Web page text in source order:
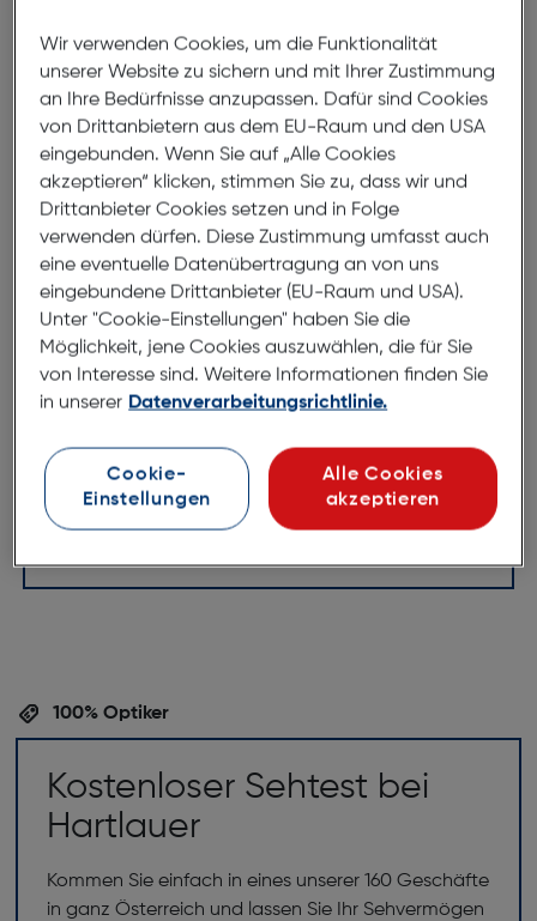
Lagernd | 6 bis 8 Werktage Lieferzeit
Nach Hause liefern
Selbstabholung in Verfügbarkeit prüfen
Produktbeschreibung
Fertiglesebrille Clip LH100 schwarz
+2.50
ArtNr.: 890635310
Eine praktische Lesehilfe die in jede Geldbörse oder
auf jedes Smartphone passt. Die Schutzhülle im
Scheckkartenformat kann entweder auf der
Rückseite eines Smartphones befestigt, oder einfach
in ein Kartenfach der Geldbörse geschoben werden.
Perfekt für unterwegs ist dieser Lesehilfen Clip stets
an Ihrer Seite.
100% Optiker
Kostenloser Sehtest bei
Hartlauer
Kommen Sie einfach in eines unserer 160 Geschäfte
in ganz Österreich und lassen Sie Ihr Sehvermögen
Wir verwenden Cookies, um die Funktionalität
unserer Website zu sichern und mit Ihrer Zustimmung
an Ihre Bedürfnisse anzupassen. Dafür sind Cookies
von Drittanbietern aus dem EU-Raum und den USA
eingebunden. Wenn Sie auf „Alle Cookies
akzeptieren“ klicken, stimmen Sie zu, dass wir und
Drittanbieter Cookies setzen und in Folge
verwenden dürfen. Diese Zustimmung umfasst auch
eine eventuelle Datenübertragung an von uns
eingebundene Drittanbieter (EU-Raum und USA).
Unter "Cookie-Einstellungen" haben Sie die
Möglichkeit, jene Cookies auszuwählen, die für Sie
von Interesse sind. Weitere Informationen finden Sie
in unserer Datenverarbeitungsrichtlinie.
Cookie-
Einstellungen
Alle Cookies
akzeptieren